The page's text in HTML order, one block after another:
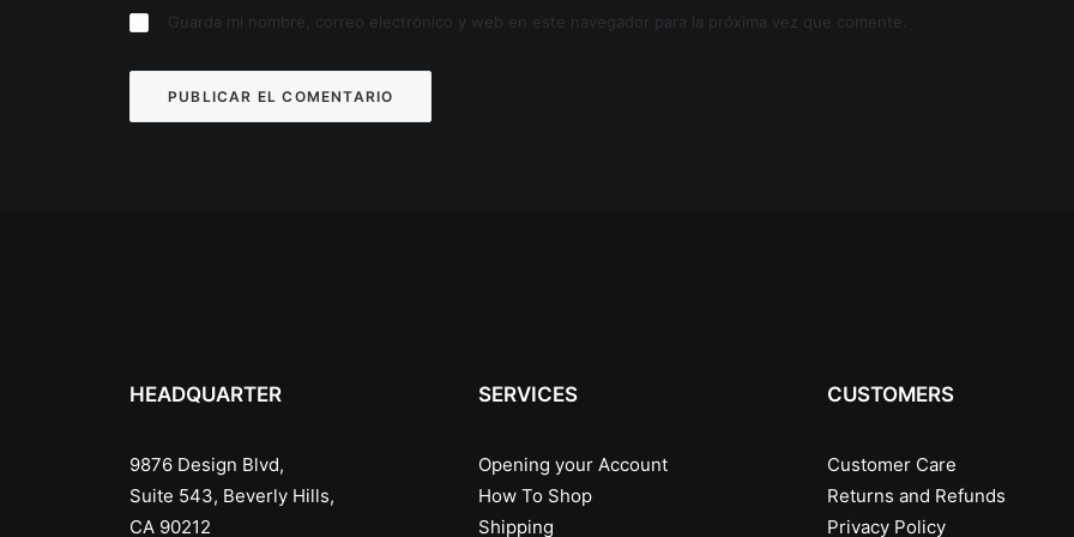
Guarda mi nombre, correo electrónico y web en este navegador para la próxima vez que comente.
HEADQUARTER
9876 Design Blvd,
Suite 543, Beverly Hills,
CA 90212
SERVICES
Opening your Account
How To Shop
Shipping
CUSTOMERS
Customer Care
Returns and Refunds
Privacy Policy